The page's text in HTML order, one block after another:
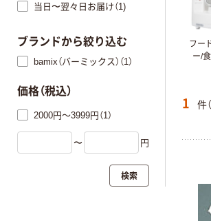
フー
ー/
1 件
当日〜翌々日お届け（1)
ブランドから絞り込む
bamix（バーミックス）（1）
価格（税込）
2000円～3999円（1）
〜 円
検索